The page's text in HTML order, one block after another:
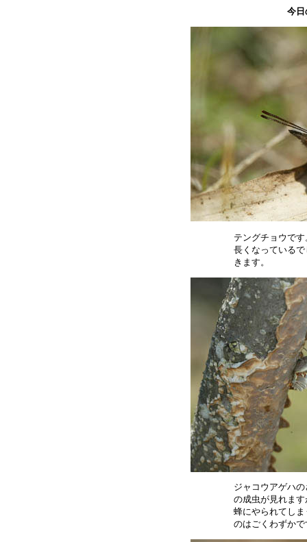
今日
テングチョウで
長くなっている
ジャコウアゲハ
の成虫が見れま
蜂にやられてし